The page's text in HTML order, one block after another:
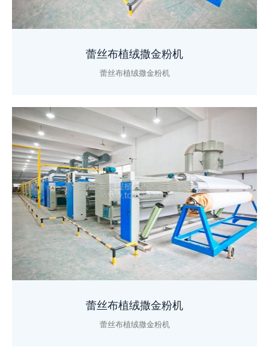
蕾丝布植绒撒金粉机
蕾丝布植绒撒金粉机
蕾丝布植绒撒金粉机
蕾丝布植绒撒金粉机